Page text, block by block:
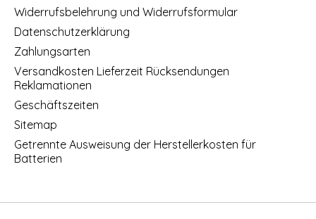
Widerrufsbelehrung und Widerrufsformular
Datenschutzerklärung
Zahlungsarten
Versandkosten Lieferzeit Rücksendungen
Reklamationen
Geschäftszeiten
Sitemap
Getrennte Ausweisung der Herstellerkosten für
Batterien